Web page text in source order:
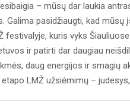
– mūsų dar laukia
Galima pasidžiaugti, kad
festivalyje, kuris vyks
ir patirti dar daugiau
daug energijos ir smagių
LMŽ užsiėmimų –